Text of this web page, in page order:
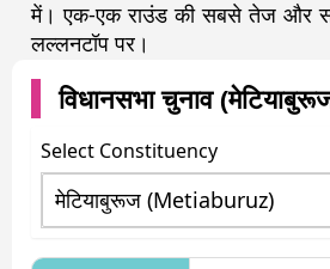
में। एक-एक राउंड की सबसे तेज और
लल्लनटॉप पर।
विधानसभा चुनाव (
Select Constituency